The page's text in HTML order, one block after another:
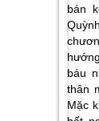
bán
báu
thân
Mặc